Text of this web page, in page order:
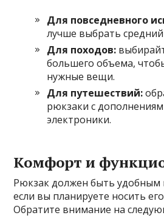
Для повседневного
лучше выбрать
Для походов:
большего объема,
нужные вещи.
Для путешествий:
рюкзаки с
электроники.
Комфорт и
Рюкзак должен быть удобным
если вы планируете носить
Обратите внимание на